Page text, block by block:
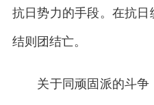
抗日势力的手段。在抗
结则团结亡。
关于同顽固派的斗争，